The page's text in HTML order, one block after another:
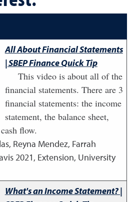
All About Financial Statements
| SBEP Finance Quick Tip
This video is about all of the
financial statements. There are 3
financial statements: the income
statement, the balance sheet,
flow.
Reyna Mendez, Farrah
2021, Extension, University
What's an Income Statement? |